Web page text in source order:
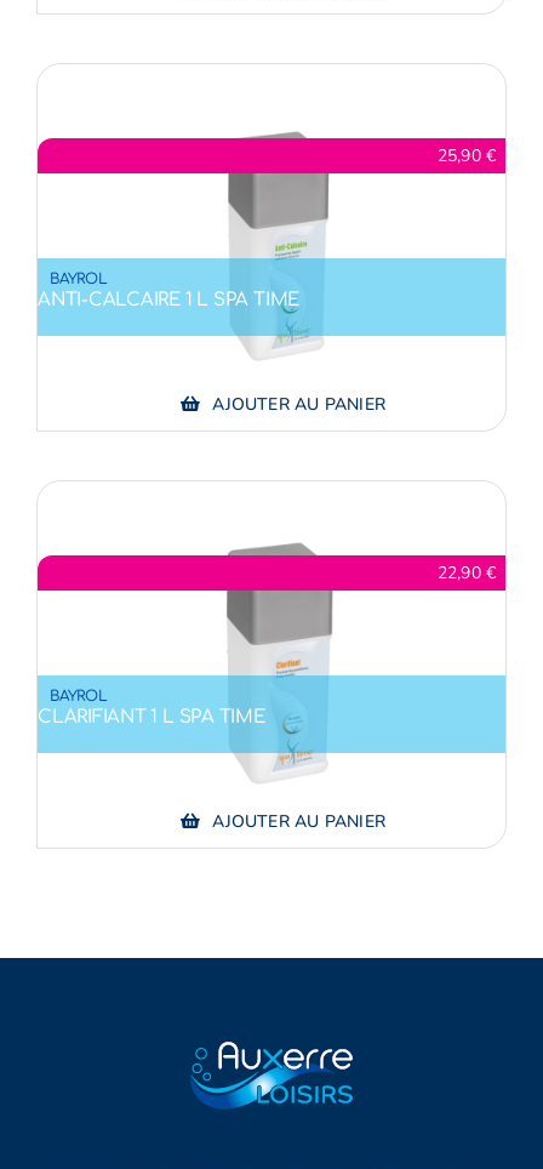
25,90 €
BAYROL
ANTI-CALCAIRE 1 L SPA TIME
AJOUTER AU PANIER
22,90 €
BAYROL
CLARIFIANT 1 L SPA TIME
AJOUTER AU PANIER